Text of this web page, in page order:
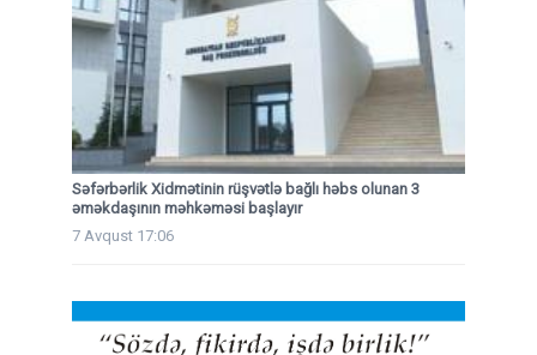
Səfərbərlik Xidmətinin rüşvətlə bağlı həbs olunan 3
əməkdaşının məhkəməsi başlayır
7 Avqust 17:06